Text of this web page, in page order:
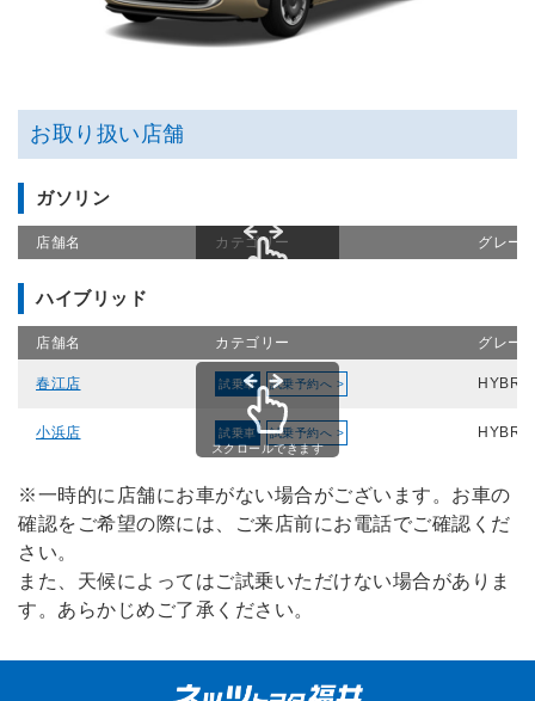
お取り扱い店舗
ガソリン
店舗名 カテゴリー グレー
ハイブリッド
店舗名 カテゴリー グレー
春江店 試乗車 試乗予約へ >
小浜店 試乗車 試乗予約へ >
スクロールできます
※一時的に店舗にお車がない場合がございます。お車の
確認をご希望の際には、ご来店前にお電話でご確認くだ
さい。
また、天候によってはご試乗いただけない場合がありま
す。あらかじめご了承ください。